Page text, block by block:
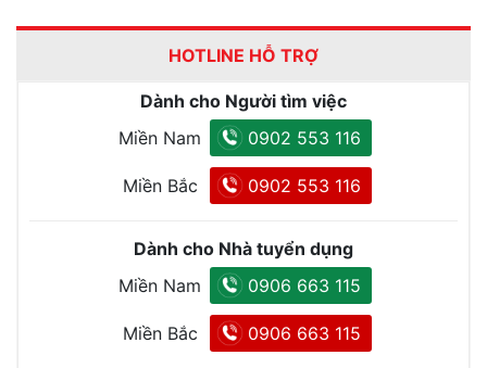
HOTLINE HỖ TRỢ
Dành cho Người tìm việc
Miền Nam
0902 553 116
Miền Bắc 0902 553 116
Dành cho Nhà tuyển dụng
Miền Nam
0906 663 115
Miền Bắc 0906 663 115